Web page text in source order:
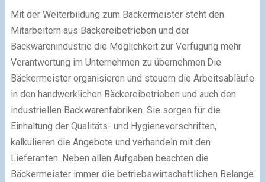
Mit der Weiterbildung zum Bäckermeister steht den
Mitarbeitern aus Bäckereibetrieben und der
Backwarenindustrie die Möglichkeit zur Verfügung mehr
Verantwortung im Unternehmen zu übernehmen.Die
Bäckermeister organisieren und steuern die Arbeitsabläufe
in den handwerklichen Bäckereibetrieben und auch den
industriellen Backwarenfabriken. Sie sorgen für die
Einhaltung der Qualitäts- und Hygienevorschriften,
kalkulieren die Angebote und verhandeln mit den
Lieferanten. Neben allen Aufgaben beachten die
Bäckermeister immer die betriebswirtschaftlichen Belange